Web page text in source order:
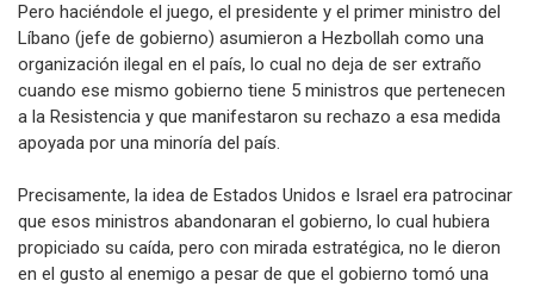
Pero haciéndole el juego, el presidente y el primer ministro del
Líbano (jefe de gobierno) asumieron a Hezbollah como una
organización ilegal en el país, lo cual no deja de ser extraño
cuando ese mismo gobierno tiene 5 ministros que pertenecen
a la Resistencia y que manifestaron su rechazo a esa medida
apoyada por una minoría del país.
Precisamente, la idea de Estados Unidos e Israel era patrocinar
que esos ministros abandonaran el gobierno, lo cual hubiera
propiciado su caída, pero con mirada estratégica, no le dieron
en el gusto al enemigo a pesar de que el gobierno tomó una